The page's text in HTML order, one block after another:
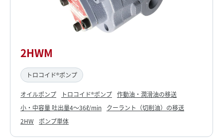
2HWM
トロコイド®ポンプ
オイルポンプ トロコイド®ポンプ 作動油・潤滑油の移送
小・中容量 吐出量4～36ℓ/min
クーラント（切削油）の移送
2HW
ポンプ単体